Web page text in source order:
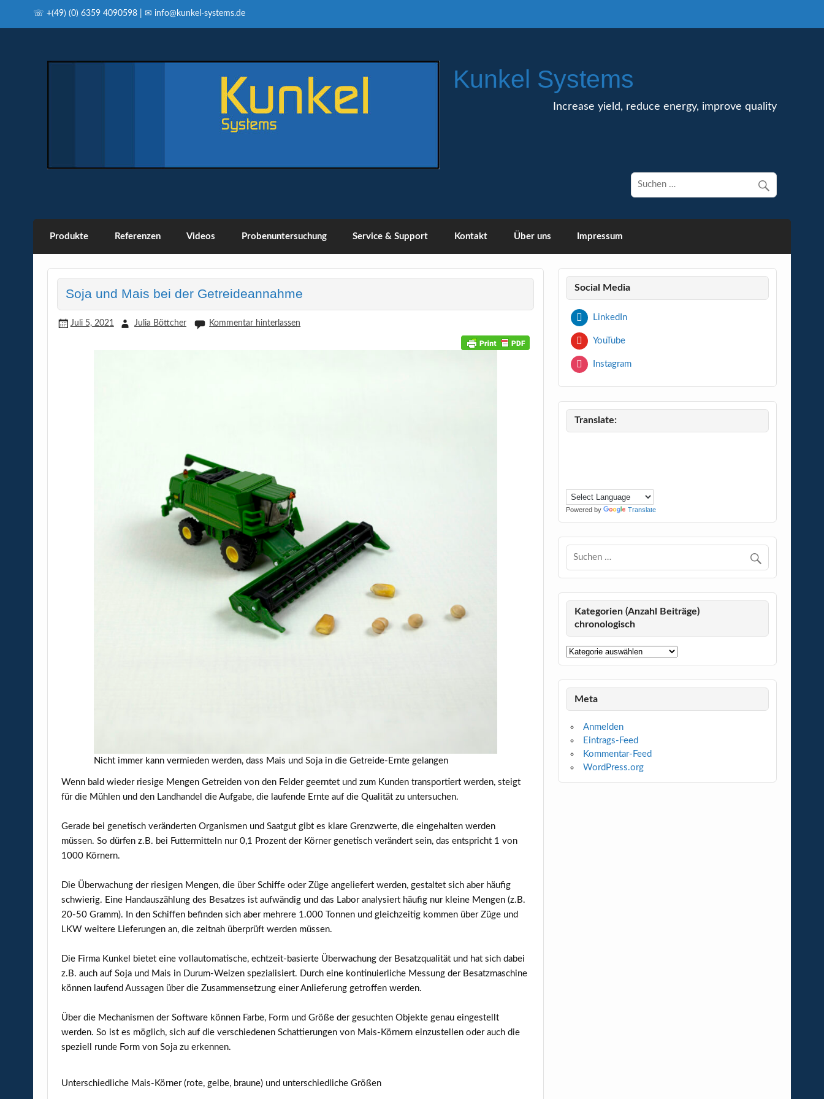
☏ +(49) (0) 6359 4090598 | ✉ info@kunkel-systems.de
Kunkel Systems
Increase yield, reduce energy, improve quality
Produkte Referenzen Videos Probenuntersuchung Service & Support Kontakt Über uns Impressum
Soja und Mais bei der Getreideannahme
Juli 5, 2021 Julia Böttcher Kommentar hinterlassen
Nicht immer kann vermieden werden, dass Mais und Soja in die Getreide-Ernte gelangen
Wenn bald wieder riesige Mengen Getreiden von den Felder geerntet und zum Kunden transportiert werden, steigt
für die Mühlen und den Landhandel die Aufgabe, die laufende Ernte auf die Qualität zu untersuchen.
Gerade bei genetisch veränderten Organismen und Saatgut gibt es klare Grenzwerte, die eingehalten werden
müssen. So dürfen z.B. bei Futtermitteln nur 0,1 Prozent der Körner genetisch verändert sein, das entspricht 1 von
1000 Körnern.
Die Überwachung der riesigen Mengen, die über Schiffe oder Züge angeliefert werden, gestaltet sich aber häufig
schwierig. Eine Handauszählung des Besatzes ist aufwändig und das Labor analysiert häufig nur kleine Mengen (z.B.
20-50 Gramm). In den Schiffen befinden sich aber mehrere 1.000 Tonnen und gleichzeitig kommen über Züge und
LKW weitere Lieferungen an, die zeitnah überprüft werden müssen.
Die Firma Kunkel bietet eine vollautomatische, echtzeit-basierte Überwachung der Besatzqualität und hat sich dabei
z.B. auch auf Soja und Mais in Durum-Weizen spezialisiert. Durch eine kontinuierliche Messung der Besatzmaschine
können laufend Aussagen über die Zusammensetzung einer Anlieferung getroffen werden.
Über die Mechanismen der Software können Farbe, Form und Größe der gesuchten Objekte genau eingestellt
werden. So ist es möglich, sich auf die verschiedenen Schattierungen von Mais-Körnern einzustellen oder auch die
speziell runde Form von Soja zu erkennen.
Unterschiedliche Mais-Körner (rote, gelbe, braune) und unterschiedliche Größen
Social Media
LinkedIn
YouTube
Instagram
Translate:
Powered by Translate
Kategorien (Anzahl Beiträge)
chronologisch
Kategorien
(Anzahl
Beiträge)
chronologisch
Meta
Anmelden
Eintrags-Feed
Kommentar-Feed
WordPress.org